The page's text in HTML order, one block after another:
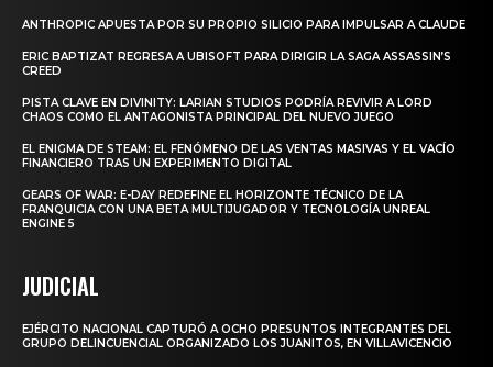
ANTHROPIC APUESTA POR SU PROPIO SILICIO PARA IMPULSAR A CLAUDE
ERIC BAPTIZAT REGRESA A UBISOFT PARA DIRIGIR LA SAGA ASSASSIN’S
CREED
PISTA CLAVE EN DIVINITY: LARIAN STUDIOS PODRÍA REVIVIR A LORD
CHAOS COMO EL ANTAGONISTA PRINCIPAL DEL NUEVO JUEGO
EL ENIGMA DE STEAM: EL FENÓMENO DE LAS VENTAS MASIVAS Y EL VACÍO
FINANCIERO TRAS UN EXPERIMENTO DIGITAL
GEARS OF WAR: E-DAY REDEFINE EL HORIZONTE TÉCNICO DE LA
FRANQUICIA CON UNA BETA MULTIJUGADOR Y TECNOLOGÍA UNREAL
ENGINE 5
JUDICIAL
EJÉRCITO NACIONAL CAPTURÓ A OCHO PRESUNTOS INTEGRANTES DEL
GRUPO DELINCUENCIAL ORGANIZADO LOS JUANITOS, EN VILLAVICENCIO